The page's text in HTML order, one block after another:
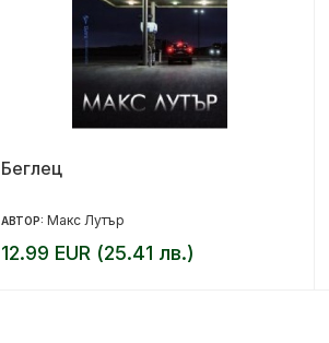
Беглец
АВТОР: Макс Лутър
12.99 EUR (25.41 лв.)